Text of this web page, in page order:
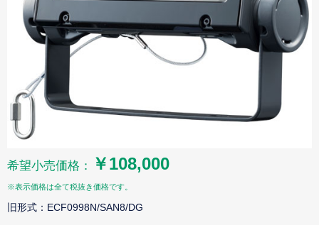
希望小売価格： ￥108,000
※表示価格は全て税抜き価格です。
旧形式：ECF0998N/SAN8/DG